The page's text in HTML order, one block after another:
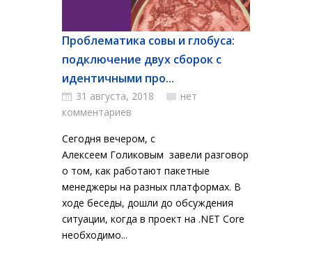
Проблематика совы и глобуса:
подключение двух сборок с
идентичными про...
31 августа, 2018
нет
комментариев
Сегодня вечером, с
Алексеем Голиковым завели разговор
о том, как работают пакетные
менеджеры на разных платформах. В
ходе беседы, дошли до обсуждения
ситуации, когда в проект на .NET Core
необходимо...